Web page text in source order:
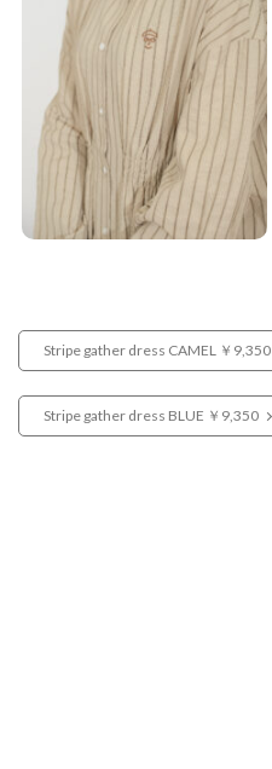
Stripe gather dress CAMEL ￥9,350
Stripe gather dress BLUE ￥9,350